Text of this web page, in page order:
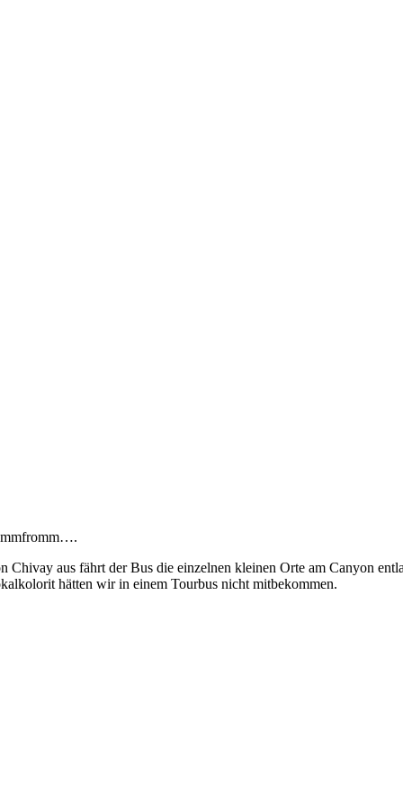
Chivay aus fährt der Bus die einzelnen kleinen Orte am Canyon
hätten wir in einem Tourbus nicht mitbekommen.